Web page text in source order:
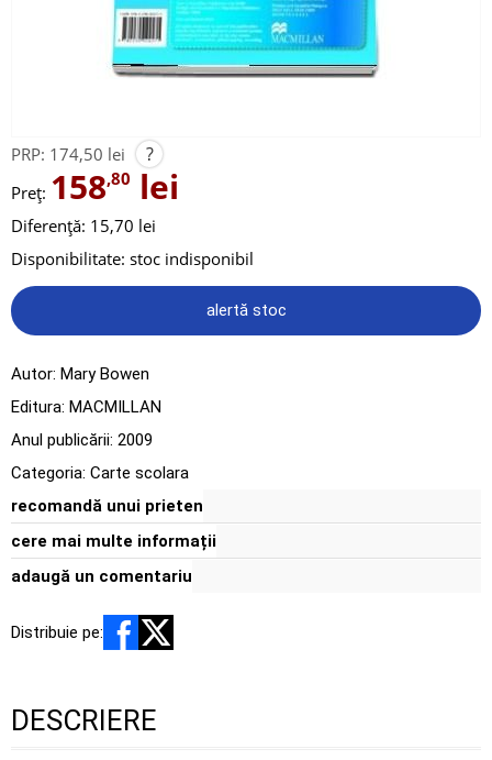
PRP: 174,50 lei ?
Preț: 158,80 lei
Diferență: 15,70 lei
Disponibilitate: stoc indisponibil
alertă stoc
Autor: Mary Bowen
Editura: MACMILLAN
Anul publicării: 2009
Categoria: Carte scolara
recomandă unui prieten
cere mai multe informații
adaugă un comentariu
Distribuie pe:
DESCRIERE